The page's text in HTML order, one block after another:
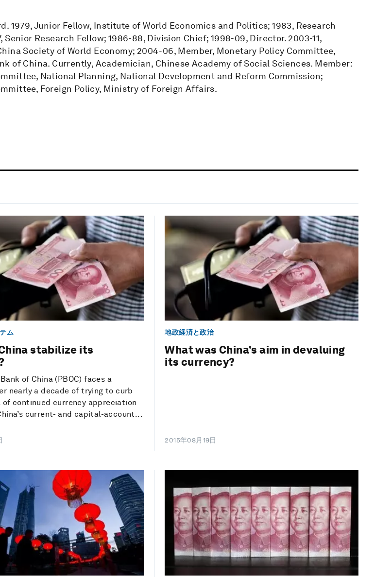
1979, Junior Fellow, Institute of World Economics and Politics; 1983, Research
Senior Research Fellow; 1986-88, Division Chief; 1998-09, Director. 2003-11,
Society of World Economy; 2004-06, Member, Monetary Policy Committee,
of China. Currently, Academician, Chinese Academy of Social Sciences. Member:
National Planning, National Development and Reform Commission;
Foreign Policy, Ministry of Foreign Affairs.
ム
stabilize its
Bank of China (PBOC) faces a
nearly a decade of trying to curb
of continued currency appreciation
current- and capital-account...
地政経済と政治
What was China’s aim in devaluing
its currency?
2015年08月19日